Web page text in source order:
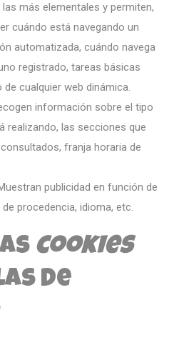
más elementales y permiten,
cuándo está navegando un
automatizada, cuándo navega
registrado, tareas básicas
cualquier web dinámica.
información sobre el tipo
realizando, las secciones que
franja horaria de
publicidad en función de
procedencia, idioma, etc.
cookies
de